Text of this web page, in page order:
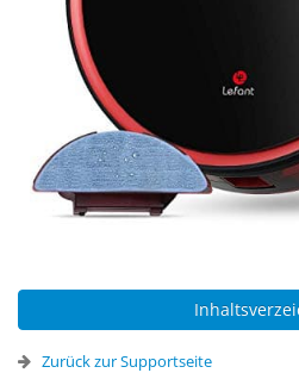
Zurück zur Supportseite